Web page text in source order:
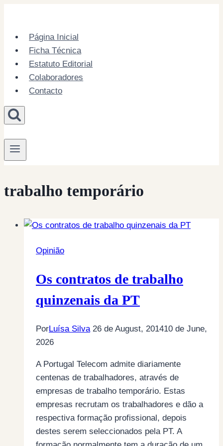
contentPágina Inicial
Ficha Técnica
Estatuto Editorial
Colaboradores
Contacto
trabalho temporário
Opinião
Os contratos de trabalho
quinzenais da PT
PorLuísa Silva 26 de August, 201410 de June,
2026
A Portugal Telecom admite diariamente
centenas de trabalhadores, através de
empresas de trabalho temporário. Estas
empresas recrutam os trabalhadores e dão a
respectiva formação profissional, depois
destes serem seleccionados pela PT. A